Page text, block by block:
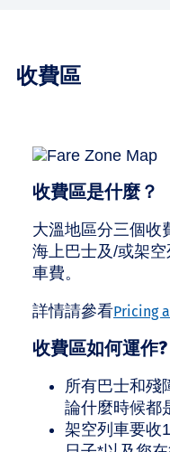
收費區
收費區是什麼？
大溫地區分三個收
海上巴士及/或架
車費。
詳情請參看Pricing
收費區如何運作?
所有巴士和殘
論什麼時候都
架空列車要收